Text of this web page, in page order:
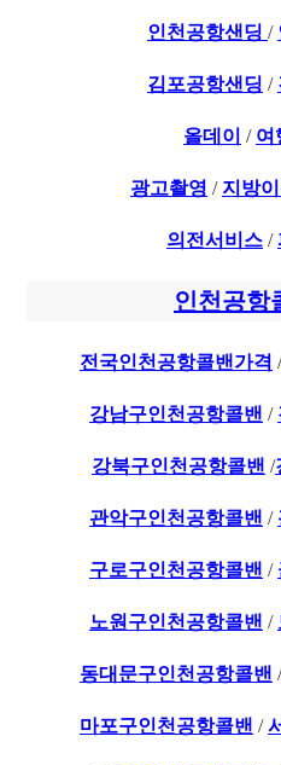
인천공항샌딩 /
김포공항샌딩 /
올데이 / 여
광고촬영 / 지방
의전서비스 /
인천공항
전국인천공항콜밴가격
강남구인천공항콜밴 /
강북구인천공항콜밴 /
관악구인천공항콜밴 /
구로구인천공항콜밴 /
노원구인천공항콜밴 /
동대문구인천공항콜밴
마포구인천공항콜밴 /